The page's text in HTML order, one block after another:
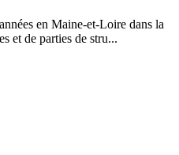
en Maine-et-Loire dans la
et de parties de stru...